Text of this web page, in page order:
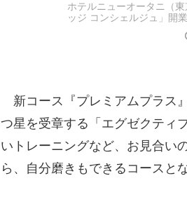
ホテルニューオータニ（
ッジ コンシェルジュ」開
新コース『プレミアムプラス
つ星を受章する「エグゼクティ
いトレーニングなど、お見合い
ら、自分磨きもできるコースと